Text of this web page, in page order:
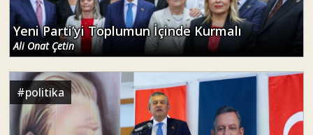
Yeni Parti'nin Programı ve Geleceği Üzerine
Birkaç Not
Dr. Mustafa Peköz